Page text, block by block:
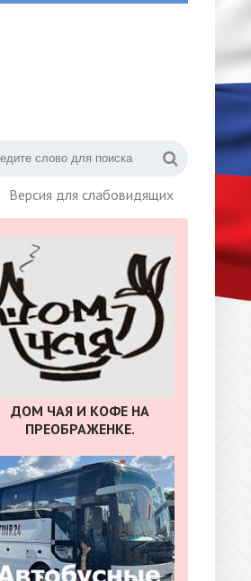
Версия для слабовидящих
ДОМ ЧАЯ И КОФЕ НА
ПРЕОБРАЖЕНКЕ.